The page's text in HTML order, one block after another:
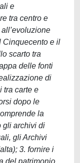
e
tra centro e
Cinquecento e il
scarto tra
delle fonti
di
tra carte e
dopo le
la
gli archivi di
gli Archivi
3. fornire i
del patrimonio